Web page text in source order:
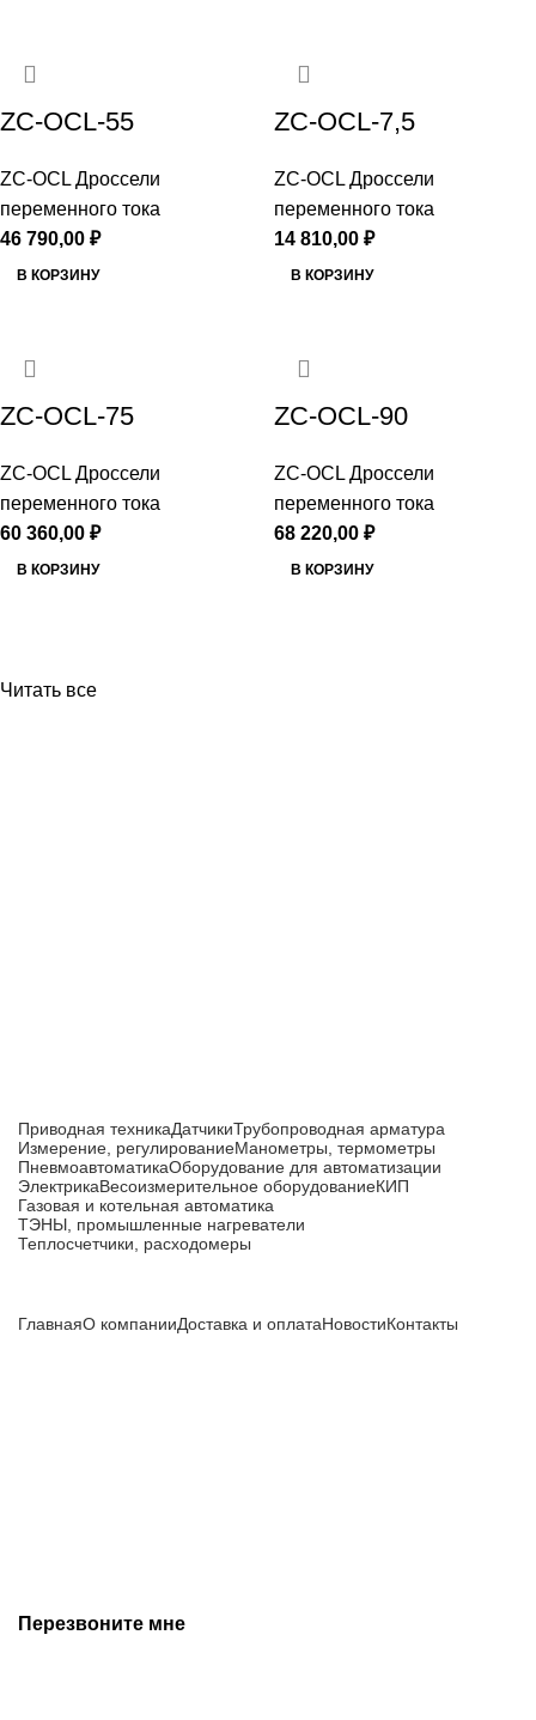
ZC-OCL-55
ZC-OCL Дроссели
переменного тока
46 790,00 ₽
В КОРЗИНУ
ZC-OCL-7,5
ZC-OCL Дроссели
переменного тока
14 810,00 ₽
В КОРЗИНУ
ZC-OCL-75
ZC-OCL Дроссели
переменного тока
60 360,00 ₽
В КОРЗИНУ
ZC-OCL-90
ZC-OCL Дроссели
переменного тока
68 220,00 ₽
В КОРЗИНУ
Читать все
Приводная техникаДатчикиТрубопроводная арматура
Измерение, регулированиеМанометры, термометры
ПневмоавтоматикаОборудование для автоматизации
ЭлектрикаВесоизмерительное оборудованиеКИП
Газовая и котельная автоматика
ТЭНЫ, промышленные нагреватели
Теплосчетчики, расходомеры
ГлавнаяО компанииДоставка и оплатаНовостиКонтакты
Перезвоните мне